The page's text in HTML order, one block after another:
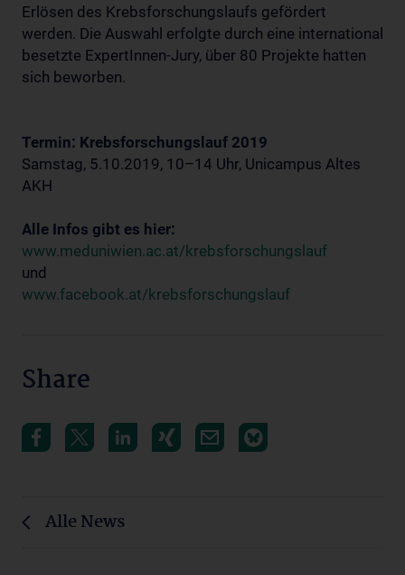
Erlösen des Krebsforschungslaufs gefördert
werden. Die Auswahl erfolgte durch eine international
besetzte ExpertInnen-Jury, über 80 Projekte hatten
sich beworben.
Termin: Krebsforschungslauf 2019
Samstag, 5.10.2019, 10–14 Uhr, Unicampus Altes
AKH
Alle Infos gibt es hier:
www.meduniwien.ac.at/krebsforschungslauf
und
www.facebook.at/krebsforschungslauf
Share
Alle News